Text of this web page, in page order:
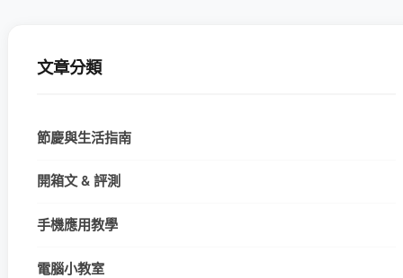
文章分類
節慶與生活指南
開箱文 & 評測
手機應用教學
電腦小教室